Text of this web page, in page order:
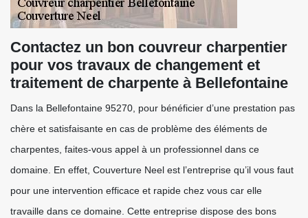
Contactez un bon couvreur charpentier
pour vos travaux de changement et
traitement de charpente à Bellefontaine
Dans la Bellefontaine 95270, pour bénéficier d’une prestation pas
chère et satisfaisante en cas de problème des éléments de
charpentes, faites-vous appel à un professionnel dans ce
domaine. En effet, Couverture Neel est l’entreprise qu’il vous faut
pour une intervention efficace et rapide chez vous car elle
travaille dans ce domaine. Cette entreprise dispose des bons